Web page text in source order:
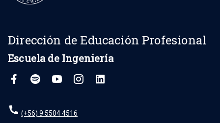
Dirección de Educación Profesional
Escuela de Ingeniería
(+56) 9 5504 4516